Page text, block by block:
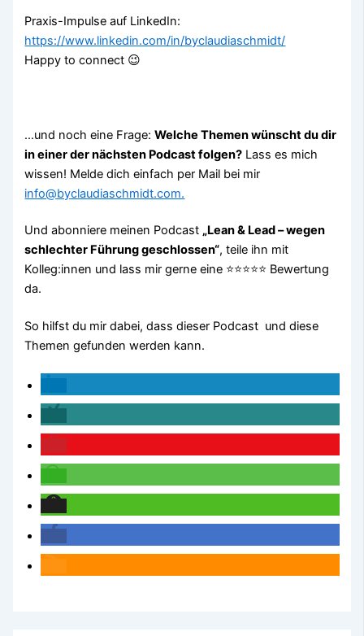
Praxis-Impulse auf LinkedIn:
https://www.linkedin.com/in/byclaudiaschmidt/
Happy to connect 😉
…und noch eine Frage:Welche Themen wünscht du dir
in einer der nächsten Podcast folgen? Lass es mich
wissen! Melde dich einfach per Mail bei mir
info@byclaudiaschmidt.com.
Und abonniere meinen Podcast „Lean & Lead – wegen
schlechter Führung geschlossen“, teile ihn mit
Kolleg:innen und lass mir gerne eine ⭐⭐⭐⭐⭐ Bewertung
da.
So hilfst du mir dabei, dass dieser Podcast und diese
Themen gefunden werden kann.